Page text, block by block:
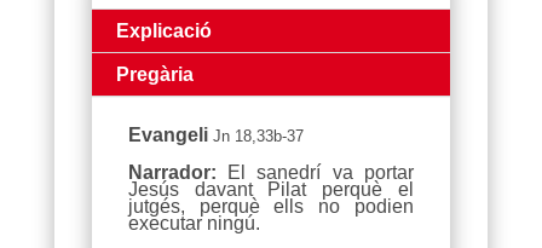
Explicació
Pregària
Evangeli Jn 18,33b-37
Narrador: El sanedrí va portar
Jesús davant Pilat perquè el
jutgés, perquè ells no podien
executar ningú.